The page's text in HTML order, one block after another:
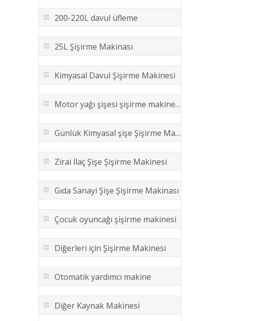
200-220L davul üfleme
25L Şişirme Makinası
Kimyasal Davul Şişirme Makinesi
Motor yağı şişesi şişirme makinesi
Günlük Kimyasal şişe Şişirme Makinesi
Zirai İlaç Şişe Şişirme Makinesi
Gıda Sanayi Şişe Şişirme Makinası
Çocuk oyuncağı şişirme makinesi
Diğerleri için Şişirme Makinesi
Otomatik yardımcı makine
Diğer Kaynak Makinesi